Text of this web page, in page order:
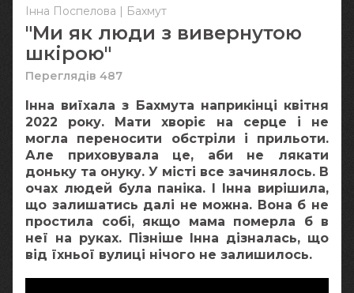
Інна Поспелова | Бахмут
"Ми як люди з вивернутою
шкірою"
Переглядів 487
Інна виїхала з Бахмута наприкінці квітня
2022 року. Мати хворіє на серце і не
могла переносити обстріли і прильоти.
Але приховувала це, аби не лякати
доньку та онуку. У місті все зачинялось. В
очах людей була паніка. І Інна вирішила,
що залишатись далі не можна. Вона б не
простила собі, якщо мама померла б в
неї на руках. Пізніше Інна дізналась, що
від їхньої вулиці нічого не залишилось.